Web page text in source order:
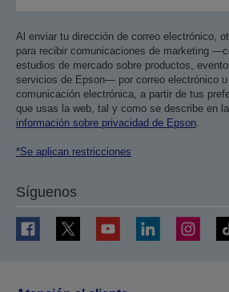
Al enviar tu dirección de correo electrónico,
para recibir comunicaciones de marketing
estudios de mercado sobre productos,
servicios de Epson— por correo electrónico
comunicación electrónica, a partir de tus
que usas la web, tal y como se describe en la
información sobre privacidad de Epson
*Se aplican restricciones
Síguenos